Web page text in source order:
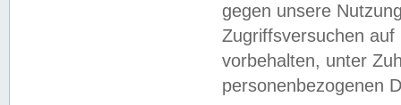
gegen unsere
Zugriffsversuchen
vorbehalten, unter
personenbezogenen